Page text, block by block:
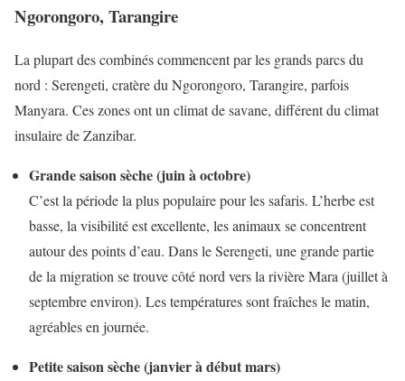
Ngorongoro, Tarangire
La plupart des combinés commencent par les grands parcs du
nord : Serengeti, cratère du Ngorongoro, Tarangire, parfois
Manyara. Ces zones ont un climat de savane, différent du climat
insulaire de Zanzibar.
Grande saison sèche (juin à octobre)
C’est la période la plus populaire pour les safaris. L’herbe est
basse, la visibilité est excellente, les animaux se concentrent
autour des points d’eau. Dans le Serengeti, une grande partie
de la migration se trouve côté nord vers la rivière Mara (juillet à
septembre environ). Les températures sont fraîches le matin,
agréables en journée.
Petite saison sèche (janvier à début mars)